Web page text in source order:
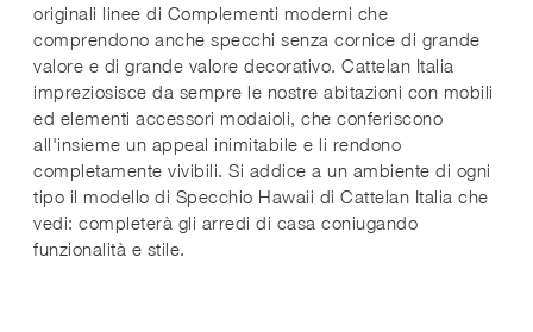
originali linee di Complementi moderni che
comprendono anche specchi senza cornice di grande
valore e di grande valore decorativo. Cattelan Italia
impreziosisce da sempre le nostre abitazioni con mobili
ed elementi accessori modaioli, che conferiscono
all'insieme un appeal inimitabile e li rendono
completamente vivibili. Si addice a un ambiente di ogni
tipo il modello di Specchio Hawaii di Cattelan Italia che
vedi: completerà gli arredi di casa coniugando
funzionalità e stile.